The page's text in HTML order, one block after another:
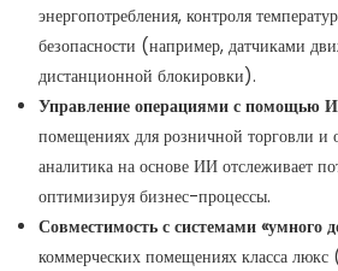
энергопотребления, контроля
безопасности (например, датчиками
дистанционной блокировки).
Управление операциями с помощью
помещениях для розничной торговли и
аналитика на основе ИИ отслеживает
оптимизируя бизнес-процессы.
Совместимость с системами «умного
коммерческих помещениях класса